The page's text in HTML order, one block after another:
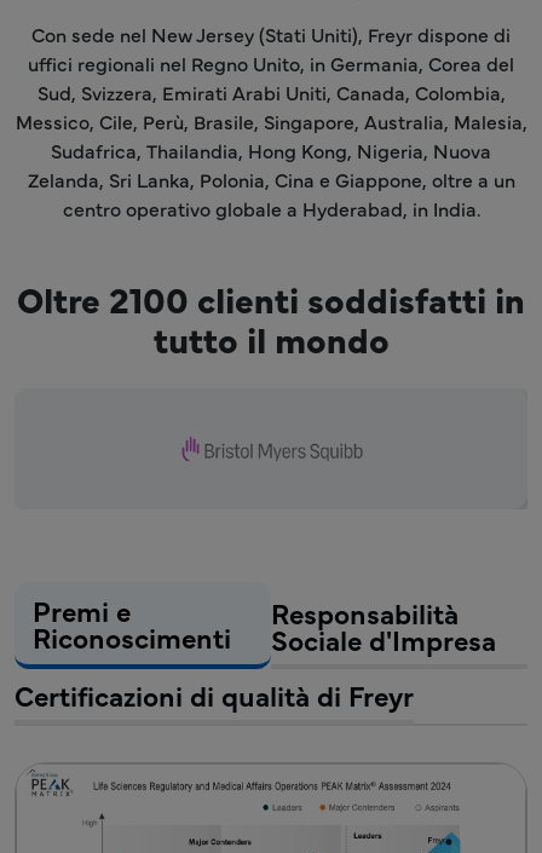
Con sede nel New Jersey (Stati Uniti), Freyr dispone di
uffici regionali nel Regno Unito, in Germania, Corea del
Sud, Svizzera, Emirati Arabi Uniti, Canada, Colombia,
Messico, Cile, Perù, Brasile, Singapore, Australia, Malesia,
Sudafrica, Thailandia, Hong Kong, Nigeria, Nuova
Zelanda, Sri Lanka, Polonia, Cina e Giappone, oltre a un
centro operativo globale a Hyderabad, in India.
Oltre 2100 clienti soddisfatti in
tutto il mondo
Premi e
Riconoscimenti
Responsabilità
Sociale d'Impresa
Certificazioni di qualità di Freyr